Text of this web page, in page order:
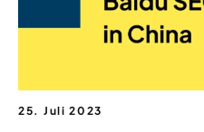
25. Juli 2023